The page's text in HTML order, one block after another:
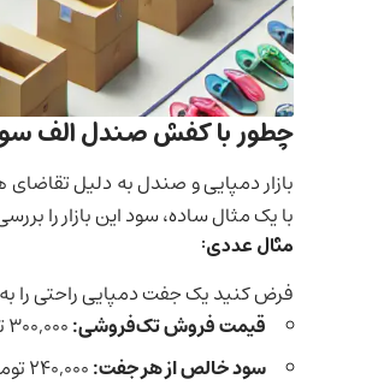
چطور با کفش صندل الف
بازار دمپایی و صندل به دلیل
با یک مثال ساده، سود این بازار را
مثال عددی:
فرض کنید یک جفت دمپایی راحتی را
قیمت فروش تک‌فروشی:
سود خالص از هر جفت: